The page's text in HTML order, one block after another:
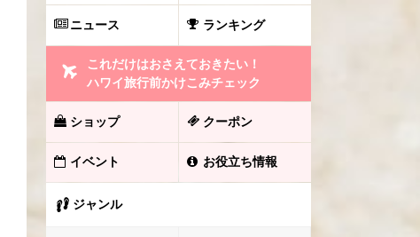
ニュース ランキング
これだけはおさえておきたい！
ハワイ旅行前かけこみチェック
ショップ クーポン
イベント お役立ち情報
ジャンル